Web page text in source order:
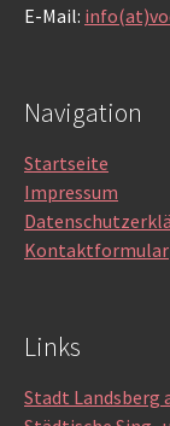
E-Mail:
Navigation
Startseite
Impressum
Kontaktformular
Links
Stadt Landsberg